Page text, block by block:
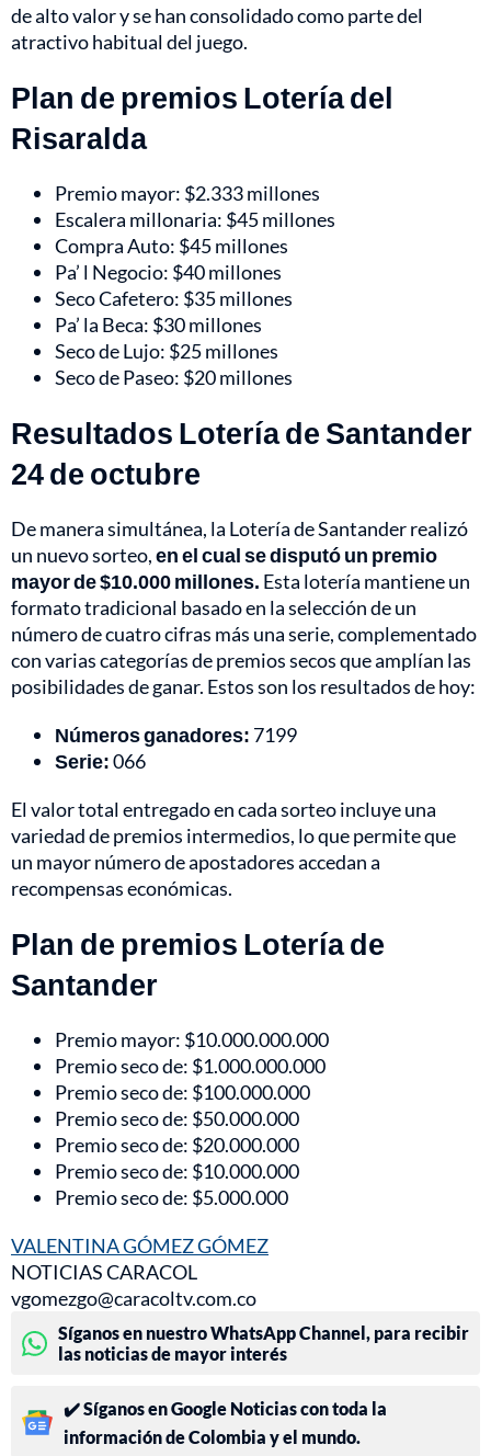
de alto valor y se han consolidado como parte del
atractivo habitual del juego.
Plan de premios Lotería del
Risaralda
Premio mayor: $2.333 millones
Escalera millonaria: $45 millones
Compra Auto: $45 millones
Pa’ l Negocio: $40 millones
Seco Cafetero: $35 millones
Pa’ la Beca: $30 millones
Seco de Lujo: $25 millones
Seco de Paseo: $20 millones
Resultados Lotería de Santander
24 de octubre
De manera simultánea, la Lotería de Santander realizó
un nuevo sorteo,en el cual se disputó un premio
mayor de $10.000 millones. Esta lotería mantiene un
formato tradicional basado en la selección de un
número de cuatro cifras más una serie, complementado
con varias categorías de premios secos que amplían las
posibilidades de ganar. Estos son los resultados de hoy:
Números ganadores: 7199
Serie:066
El valor total entregado en cada sorteo incluye una
variedad de premios intermedios, lo que permite que
un mayor número de apostadores accedan a
recompensas económicas.
Plan de premios Lotería de
Santander
Premio mayor: $10.000.000.000
Premio seco de: $1.000.000.000
Premio seco de: $100.000.000
Premio seco de: $50.000.000
Premio seco de: $20.000.000
Premio seco de: $10.000.000
Premio seco de: $5.000.000
VALENTINA GÓMEZ GÓMEZ
NOTICIAS CARACOL
vgomezgo@caracoltv.com.co
Síganos en nuestro WhatsApp Channel, para recibir
las noticias de mayor interés
✔️ Síganos en Google Noticias con toda la
información de Colombia y el mundo.